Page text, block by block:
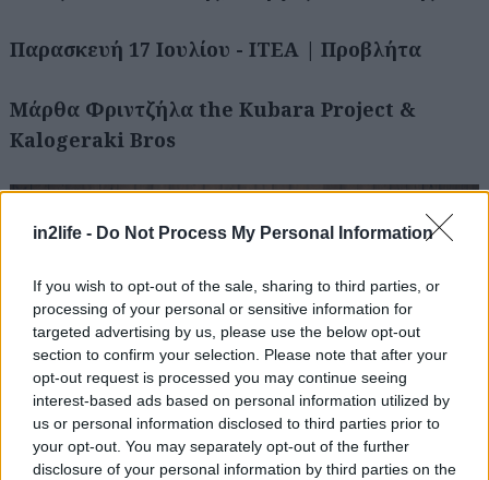
in2life - Do Not Process My Personal Information
If you wish to opt-out of the sale, sharing to third parties, or
processing of your personal or sensitive information for
targeted advertising by us, please use the below opt-out
section to confirm your selection. Please note that after your
opt-out request is processed you may continue seeing
interest-based ads based on personal information utilized by
us or personal information disclosed to third parties prior to
your opt-out. You may separately opt-out of the further
disclosure of your personal information by third parties on the
Παρασκευή 17 Ιουλίου - ΙΤΕΑ | Προβλήτα
Μάρθα Φριντζήλα the Kubara Project &
Kalogeraki Bros